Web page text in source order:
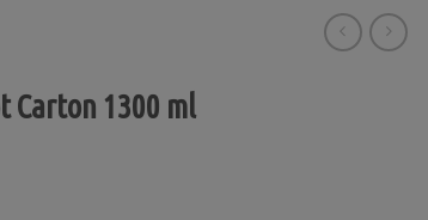
Carton 1300 ml